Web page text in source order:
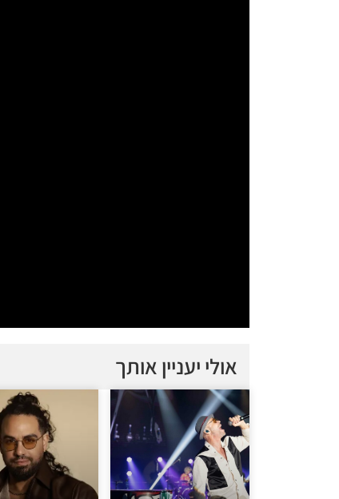
אולי יעניין אותך